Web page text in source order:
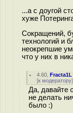
...а с доугой
хуже
Сокращений,
технологий и
неокрепшие
что у них в
4.60 ,Fracta1L
[к модератору]
Да, давайте
не делать
было :)